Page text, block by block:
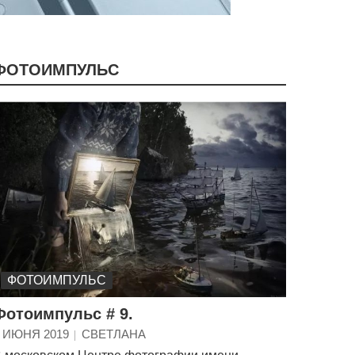
ФОТОИМПУЛЬС
# 9.
ИЮНЯ 2019
СВЕТЛАНА